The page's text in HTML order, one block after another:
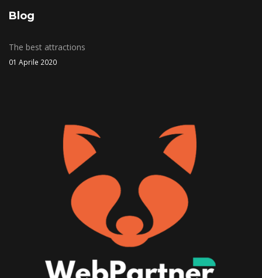
Blog
The best attractions
01 Aprile 2020